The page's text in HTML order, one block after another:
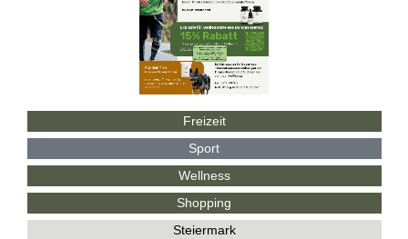
Freizeit
Sport
Wellness
Shopping
Steiermark